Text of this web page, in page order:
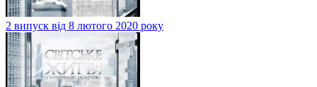
2 випуск від 8 лютого 2020 року